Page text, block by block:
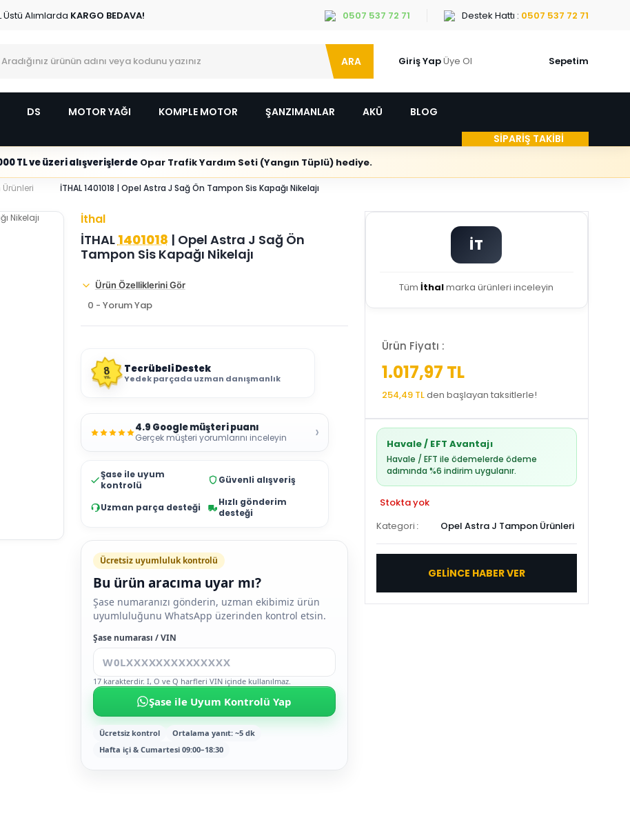
Üstü Alımlarda KARGO BEDAVA! 0507 537 72 71 Destek Hattı : 0507 537 72 71
ARA Giriş YapÜye Ol Sepetim
DS MOTOR YAĞI KOMPLE MOTOR ŞANZIMANLAR AKÜ
BLOG
SİPARİŞ TAKİBİ
TL ve üzeri alışverişlerdeOpar Trafik Yardım Seti (Yangın Tüplü) hediye.
İTHAL 1401018 | Opel Astra J Sağ Ön Tampon Sis Kapağı Nikelajı
İthal
İTHAL1401018 | Opel Astra J Sağ Ön
Tampon Sis Kapağı Nikelajı
Ürün Özelliklerini Gör
0 - Yorum Yap
8
YIL
Tecrübeli Destek
Yedek parçada uzman danışmanlık
4.9 Google müşteri puanı
Gerçek müşteri yorumlarını inceleyin ›
Şase ile uyum
kontrolü
Güvenli alışveriş
Uzman parça desteği
Hızlı gönderim
desteği
Ücretsiz uyumluluk kontrolü
Bu ürün aracıma uyar mı?
Şase numaranızı gönderin, uzman ekibimiz ürün
uyumluluğunu WhatsApp üzerinden kontrol etsin.
Şase numarası / VIN
17 karakterdir. I, O ve Q harfleri VIN içinde kullanılmaz.
Şase ile Uyum Kontrolü Yap
Ücretsiz kontrol
Ortalama yanıt: ~5 dk
Hafta içi & Cumartesi 09:00–18:30
İT
Tümİthalmarka ürünleri inceleyin
Ürün Fiyatı :
1.017,97 TL
254,49 TLden başlayan taksitlerle!
Havale / EFT Avantajı
Havale / EFT ile ödemelerde ödeme
adımında %6 indirim uygulanır.
Stokta yok
Kategori
Opel Astra J Tampon Ürünleri
GELİNCE HABER VER